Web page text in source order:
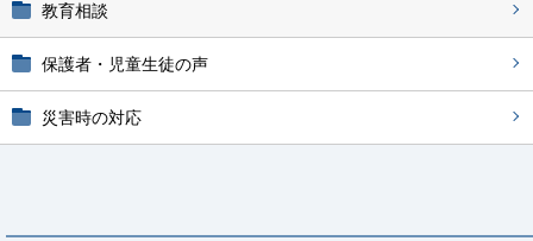
教育相談
保護者・児童生徒の声
災害時の対応